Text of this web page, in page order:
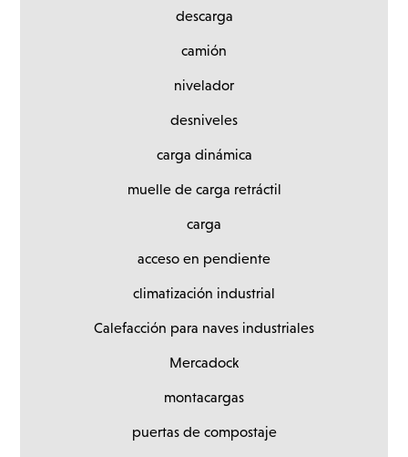
descarga
camión
nivelador
desniveles
carga dinámica
muelle de carga retráctil
carga
acceso en pendiente
climatización industrial
Calefacción para naves industriales
Mercadock
montacargas
puertas de compostaje